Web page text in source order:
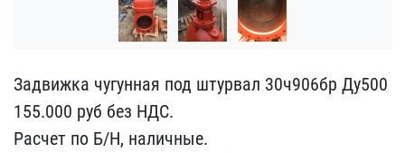
Задвижка чугунная под шт​урвал 30ч906бр Ду500
155​.000 руб без НДС.
Расче​т по Б/Н, наличные.